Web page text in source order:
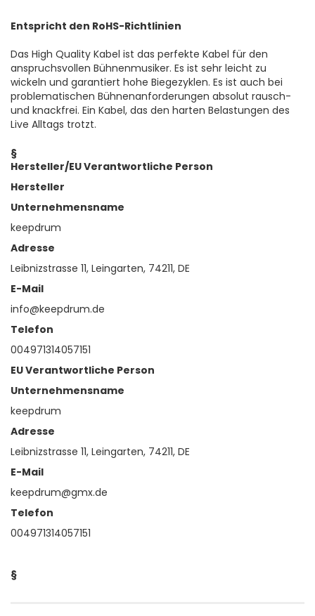
Entspricht den RoHS-Richtlinien
Das High Quality Kabel ist das perfekte Kabel für den
anspruchsvollen Bühnenmusiker. Es ist sehr leicht zu
wickeln und garantiert hohe Biegezyklen. Es ist auch bei
problematischen Bühnenanforderungen absolut rausch-
und knackfrei. Ein Kabel, das den harten Belastungen des
Live Alltags trotzt.
§
Hersteller/EU Verantwortliche Person
Hersteller
Unternehmensname
keepdrum
Adresse
Leibnizstrasse 11, Leingarten, 74211, DE
E-Mail
info@keepdrum.de
Telefon
004971314057151
EU Verantwortliche Person
Unternehmensname
keepdrum
Adresse
Leibnizstrasse 11, Leingarten, 74211, DE
E-Mail
keepdrum@gmx.de
Telefon
004971314057151
§